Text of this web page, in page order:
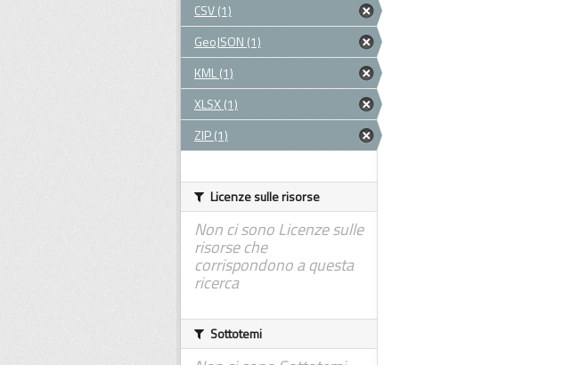
CSV (1)
GeoJSON (1)
KML (1)
XLSX (1)
ZIP (1)
Licenze sulle risorse
Non ci sono Licenze sulle
risorse che
corrispondono a questa
ricerca
Sottotemi